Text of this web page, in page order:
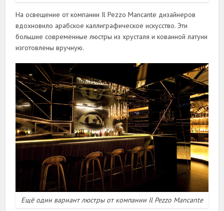
На освещение от компании Il Pezzo Mancante дизайнеров
вдохновило арабское каллиграфическое искусство. Эти
большие современные люстры из хрусталя и кованной латуни
изготовлены вручную.
Ещё один вариант люстры от компании Il Pezzo Mancante